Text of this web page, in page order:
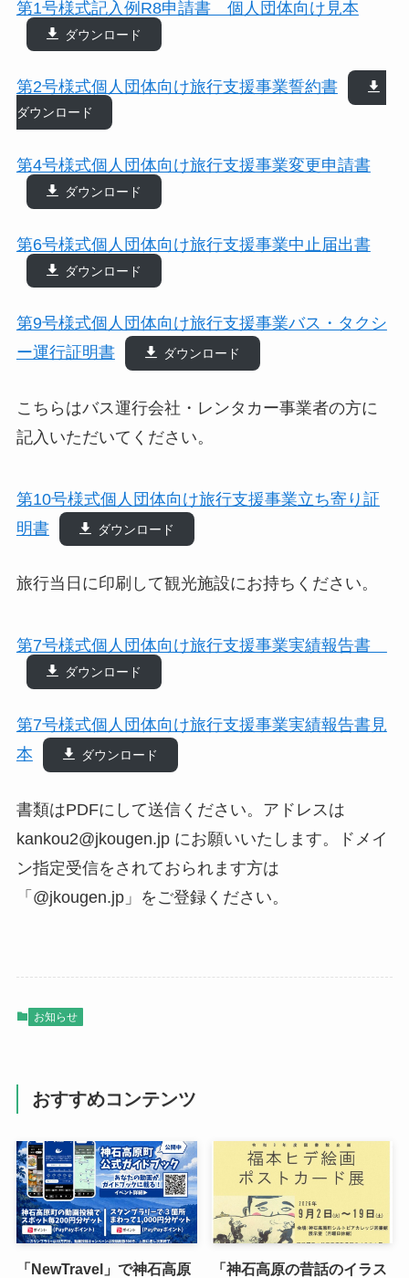
第1号様式記入例R8申請書 個人団体向け見本
ダウンロード
第2号様式個人団体向け旅行支援事業誓約書
ダウンロード
第4号様式個人団体向け旅行支援事業変更申請書
ダウンロード
第6号様式個人団体向け旅行支援事業中止届出書
ダウンロード
第9号様式個人団体向け旅行支援事業バス・タクシ
ー運行証明書
ダウンロード
こちらはバス運行会社・レンタカー事業者の方に
記入いただいてください。
第10号様式個人団体向け旅行支援事業立ち寄り証
明書
ダウンロード
旅行当日に印刷して観光施設にお持ちください。
第7号様式個人団体向け旅行支援事業実績報告書
ダウンロード
第7号様式個人団体向け旅行支援事業実績報告書見
本
ダウンロード
書類はPDFにして送信ください。アドレスは
kankou2@jkougen.jp にお願いいたします。ドメイ
ン指定受信をされておられます方は
「@jkougen.jp」をご登録ください。
お知らせ
おすすめコンテンツ
「NewTravel」で神石高原
「神石高原の昔話のイラス